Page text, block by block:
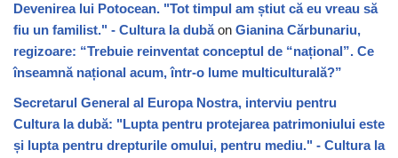
Devenirea lui Potocean. "Tot timpul am știut că eu vreau să
fiu un familist." - Cultura la dubăon Gianina Cărbunariu,
regizoare: “Trebuie reinventat conceptul de “național”. Ce
înseamnă național acum, într-o lume multiculturală?”
Secretarul General al Europa Nostra, interviu pentru
Cultura la dubă: "Lupta pentru protejarea patrimoniului este
și lupta pentru drepturile omului, pentru mediu." - Cultura la